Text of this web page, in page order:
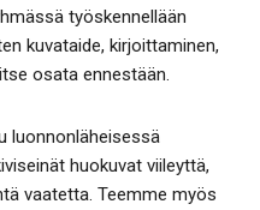
työskennellään
kuvataide, kirjoittaminen,
osata ennestään.
luonnonläheisessä
huokuvat viileyttä,
vaatetta. Teemme myös